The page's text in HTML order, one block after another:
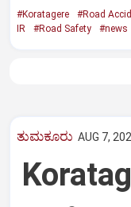
#Koratagere #Road
IR
#Road Safety #news
ತುಮಕೂರು AUG 7,